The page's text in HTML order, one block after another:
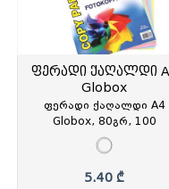
ფერადი ქაღალდი
Globox
ფერადი ქაღალდი A4
Globox, 80გრ, 100
ფურცელი, 5 ფერი,
თურქეთი, GLO-6536,
065362
5.40 ₾